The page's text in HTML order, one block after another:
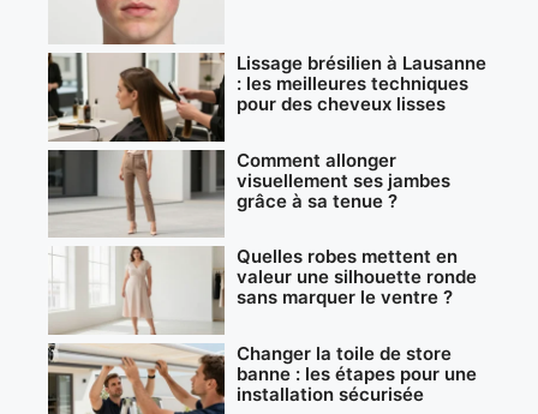
Lissage brésilien à Lausanne
: les meilleures techniques
pour des cheveux lisses
Comment allonger
visuellement ses jambes
grâce à sa tenue ?
Quelles robes mettent en
valeur une silhouette ronde
sans marquer le ventre ?
Changer la toile de store
banne : les étapes pour une
installation sécurisée